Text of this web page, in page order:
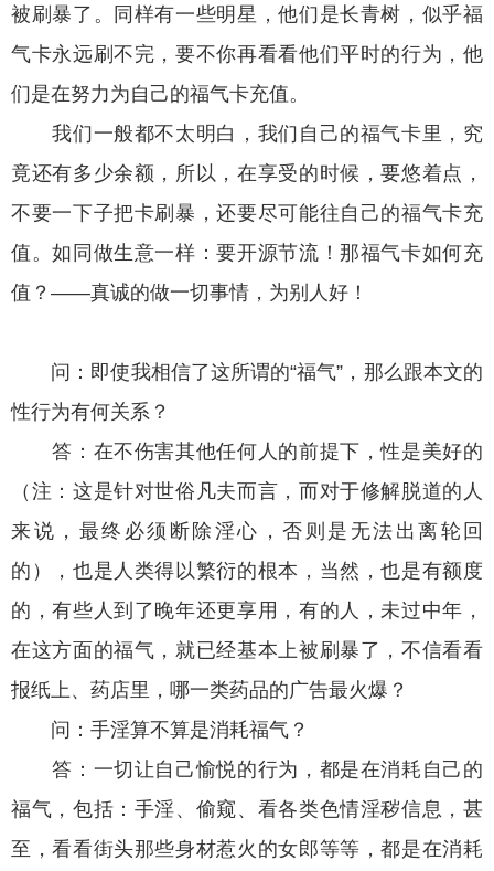
被刷暴了。同样有一些明星，他们是长青树，似乎福
气卡永远刷不完，要不你再看看他们平时的行为，他
们是在努力为自己的福气卡充值。
我们一般都不太明白，我们自己的福气卡里，究
竟还有多少余额，所以，在享受的时候，要悠着点，
不要一下子把卡刷暴，还要尽可能往自己的福气卡充
值。如同做生意一样：要开源节流！那福气卡如何充
值？——真诚的做一切事情，为别人好！
问：即使我相信了这所谓的“福气”，那么跟本文的
性行为有何关系？
答：在不伤害其他任何人的前提下，性是美好的
（注：这是针对世俗凡夫而言，而对于修解脱道的人
来说，最终必须断除淫心，否则是无法出离轮回
的），也是人类得以繁衍的根本，当然，也是有额度
的，有些人到了晚年还更享用，有的人，未过中年，
在这方面的福气，就已经基本上被刷暴了，不信看看
报纸上、药店里，哪一类药品的广告最火爆？
问：手淫算不算是消耗福气？
答：一切让自己愉悦的行为，都是在消耗自己的
福气，包括：手淫、偷窥、看各类色情淫秽信息，甚
至，看看街头那些身材惹火的女郎等等，都是在消耗